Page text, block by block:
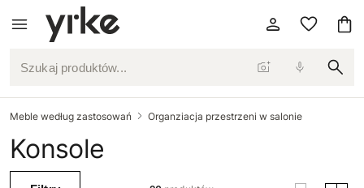
Szukaj produktów...
Meble według zastosowań Organziacja przestrzeni w salonie
Konsole